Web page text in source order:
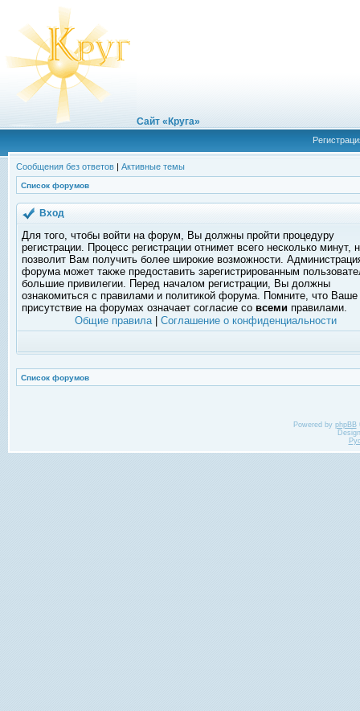
Сайт «Круга»
Сообщения без ответов | Активные темы
Список форумов
Вход
Для того, чтобы войти на форум, Вы должны пройти процедуру
регистрации. Процесс регистрации отнимет всего несколько минут,
позволит Вам получить более широкие возможности.
форума может также предоставить зарегистрированным
большие привилегии. Перед началом регистрации, Вы должны
ознакомиться с правилами и политикой форума. Помните, что Ваше
присутствие на форумах означает согласие со всеми правилами.
Общие правила| Соглашение о конфиденциальности
Список форумов
Powered by phpBB